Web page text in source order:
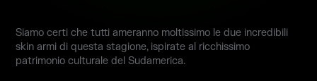
Siamo certi che tutti ameranno moltissimo le due incredibili
skin armi di questa stagione, ispirate al ricchissimo
patrimonio culturale del Sudamerica.